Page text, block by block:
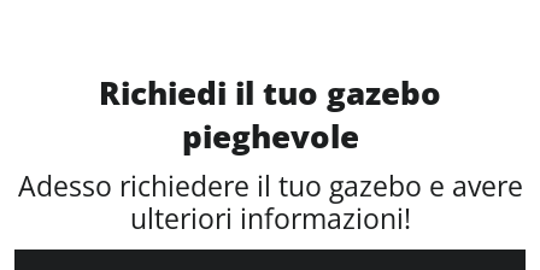
Richiedi il tuo gazebo
pieghevole
Adesso richiedere il tuo gazebo e avere
ulteriori informazioni!